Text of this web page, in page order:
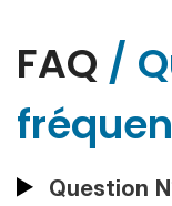
FAQ /
Question